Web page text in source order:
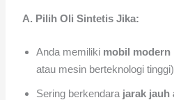
A. Pilih Oli Sintetis Jika:
Anda memiliki mobil modern
atau mesin berteknologi
Sering berkendara jarak jauh